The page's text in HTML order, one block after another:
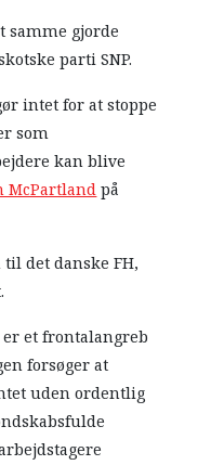
samme gjorde
parti SNP.
intet for at stoppe
som
kan blive
McPartlandpå
til det danske FH,
et frontalangreb
forsøger at
uden ordentlig